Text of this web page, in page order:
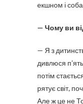
екшном і
— Чому ви
— Я з
дивлюся
потім
рятує світ,
Але ж це не